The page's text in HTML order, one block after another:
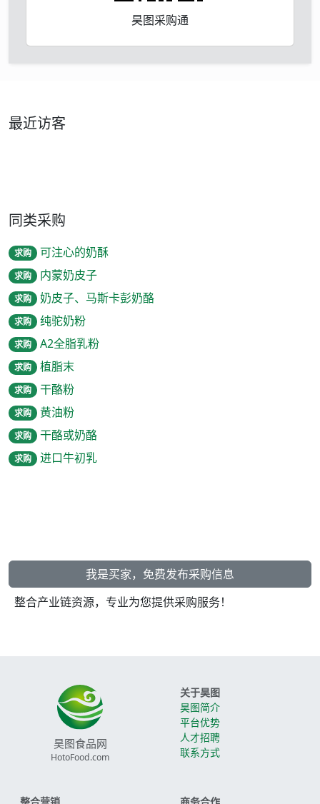
昊图采购通
最近访客
同类采购
求购 可注心的奶酥
求购 内蒙奶皮子
求购 奶皮子、马斯卡彭奶酪
求购 纯驼奶粉
求购 A2全脂乳粉
求购 植脂末
求购 干酪粉
求购 黄油粉
求购 干酪或奶酪
求购 进口牛初乳
我是买家，免费发布采购信息
整合产业链资源，专业为您提供采购服务！
昊图食品网
HotoFood.com
关于昊图
昊图简介
平台优势
人才招聘
联系方式
整合营销 商务合作